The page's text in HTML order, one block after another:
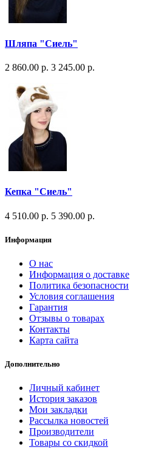
Шляпа "Сиель"
2 860.00 р. 3 245.00 р.
Кепка "Сиель"
4 510.00 р. 5 390.00 р.
Информация
О нас
Информация о доставке
Политика безопасности
Условия соглашения
Гарантия
Отзывы о товарах
Контакты
Карта сайта
Дополнительно
Личный кабинет
История заказов
Мои закладки
Рассылка новостей
Производители
Товары со скидкой